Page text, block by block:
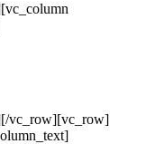
vc_row][vc_row]